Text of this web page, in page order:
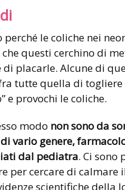
perché le coliche nei
che questi cerchino di
di placarle. Alcune di
tutte quella di togliere
e provochi le coliche.
modo non sono da
vario genere,
dal pediatra. Ci sono
per cercare di calmare
scientifiche della